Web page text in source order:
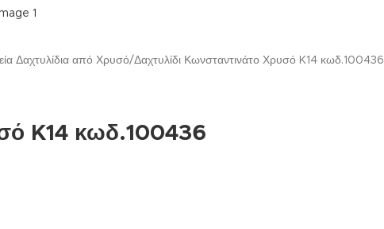
Δαχτυλίδια από Χρυσό Δαχτυλίδι Κωνσταντινάτο Χρυσό K14 κωδ.100436
K14 κωδ.100436